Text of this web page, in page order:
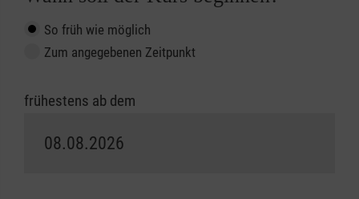
So früh wie möglich
Zum angegebenen Zeitpunkt
frühestens ab dem